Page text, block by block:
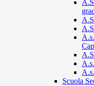
Scuola